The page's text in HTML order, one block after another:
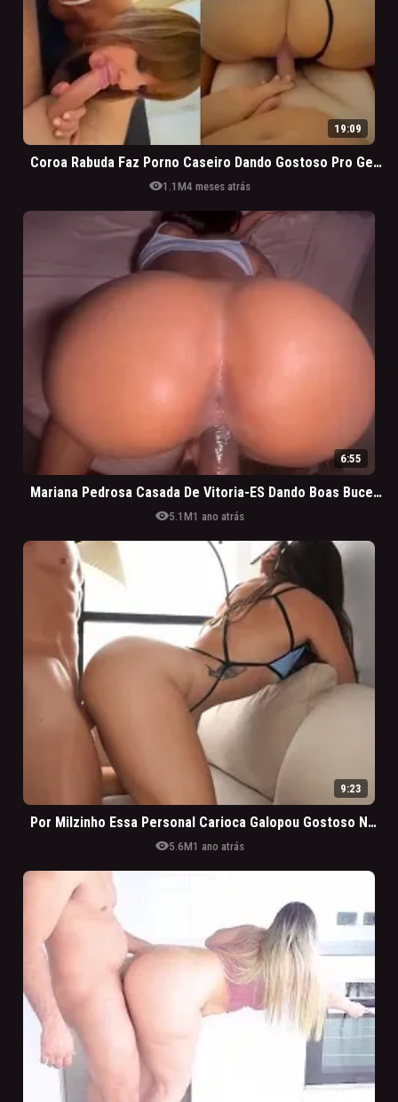
19:09
Coroa Rabuda Faz Porno Caseiro Dando Gostoso Pro Genro Após Muito Vinho
visibility1.1M4 meses atrás
6:55
Mariana Pedrosa Casada De Vitoria-ES Dando Boas Bucetadas No Amigo Do Marido
visibility5.1M1 ano atrás
9:23
Por Milzinho Essa Personal Carioca Galopou Gostoso Na Pica Do Cliente Casado
visibility5.6M1 ano atrás